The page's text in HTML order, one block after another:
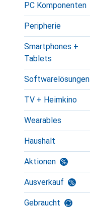
PC Komponenten
Peripherie
Smartphones +
Tablets
Softwarelösungen
TV + Heimkino
Wearables
Haushalt
Aktionen
Ausverkauf
Gebraucht